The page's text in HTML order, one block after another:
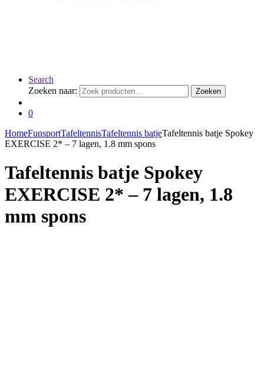
Search
Zoeken naar:
Zoeken
0
HomeFunsportTafeltennisTafeltennis batjeTafeltennis batje Spokey
EXERCISE 2* – 7 lagen, 1.8 mm spons
Tafeltennis batje Spokey
EXERCISE 2* – 7 lagen, 1.8
mm spons